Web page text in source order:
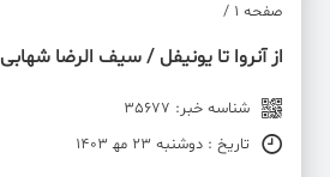
صفحه ۱ /
از آنروا تا یونیفل / سیف الرضا شهابی
شناسه خبر: 35677
تاریخ : دوشنبه 23 مه‍ 1403